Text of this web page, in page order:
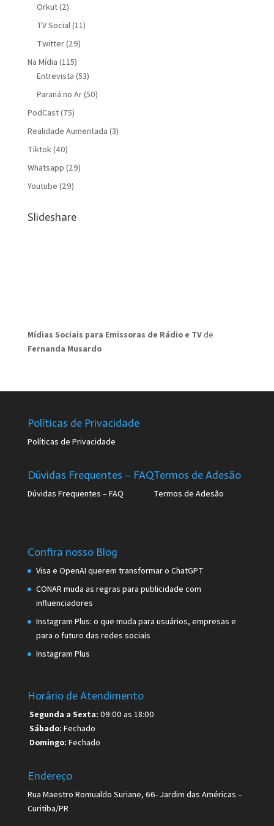
Orkut(2)
TV Social (11)
Twitter(29)
Na Mídia (115)
Entrevista (53)
Paraná no Ar(50)
PodCast(75)
Realidade Aumentada (3)
Tiktok (40)
Whatsapp (29)
Youtube (29)
Slideshare
Mídias Sociais para Emissoras de Rádio e TVde
Fernanda Musardo
Políticas de Privacidade
Políticas de Privacidade
Dúvidas Frequentes – FAQ
Dúvidas Frequentes – FAQ
Termos de Adesão
Termos de Adesão
Confira nosso Blog
Visa e OpenAI querem transformar o ChatGPT
CONAR muda as regras para publicidade com
influenciadores
Instagram Plus: o que muda para usuários, empresas e
para o futuro das redes sociais
Instagram Plus
Horário de Atendimento
Segunda a Sexta: 09:00 as 18:00
Sábado: Fechado
Domingo: Fechado
Endereço
Rua Maestro Romualdo Suriane, 66- Jardim das Américas –
Curitiba/PR